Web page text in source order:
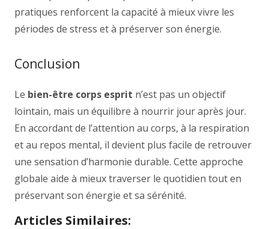
pratiques renforcent la capacité à mieux vivre les
périodes de stress et à préserver son énergie.
Conclusion
Le bien-être corps esprit n’est pas un objectif
lointain, mais un équilibre à nourrir jour après jour.
En accordant de l’attention au corps, à la respiration
et au repos mental, il devient plus facile de retrouver
une sensation d’harmonie durable. Cette approche
globale aide à mieux traverser le quotidien tout en
préservant son énergie et sa sérénité.
Articles Similaires: